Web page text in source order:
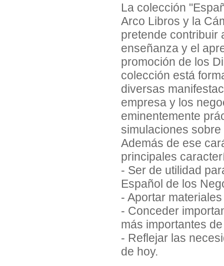
La colección
Arco Libros y la
pretende contribuir
enseñanza y el
promoción de los
colección está
diversas
empresa y los
eminentemente
simulaciones
Además de ese
principales
- Ser de utilidad
Español de los
- Aportar
- Conceder
más importantes
- Reflejar las
de hoy.